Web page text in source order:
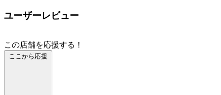
ユーザーレビュー
この店舗を応援する！
ここから応援